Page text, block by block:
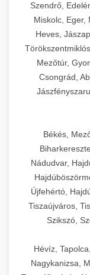
Szendrő,
Miskolc, Eger,
Heves,
Mezőtúr,
Csongrád,
Békés,
Nádudvar,
Újfehértó,
Tiszaújváros,
Szikszó,
Hévíz,
Nagykanizsa,